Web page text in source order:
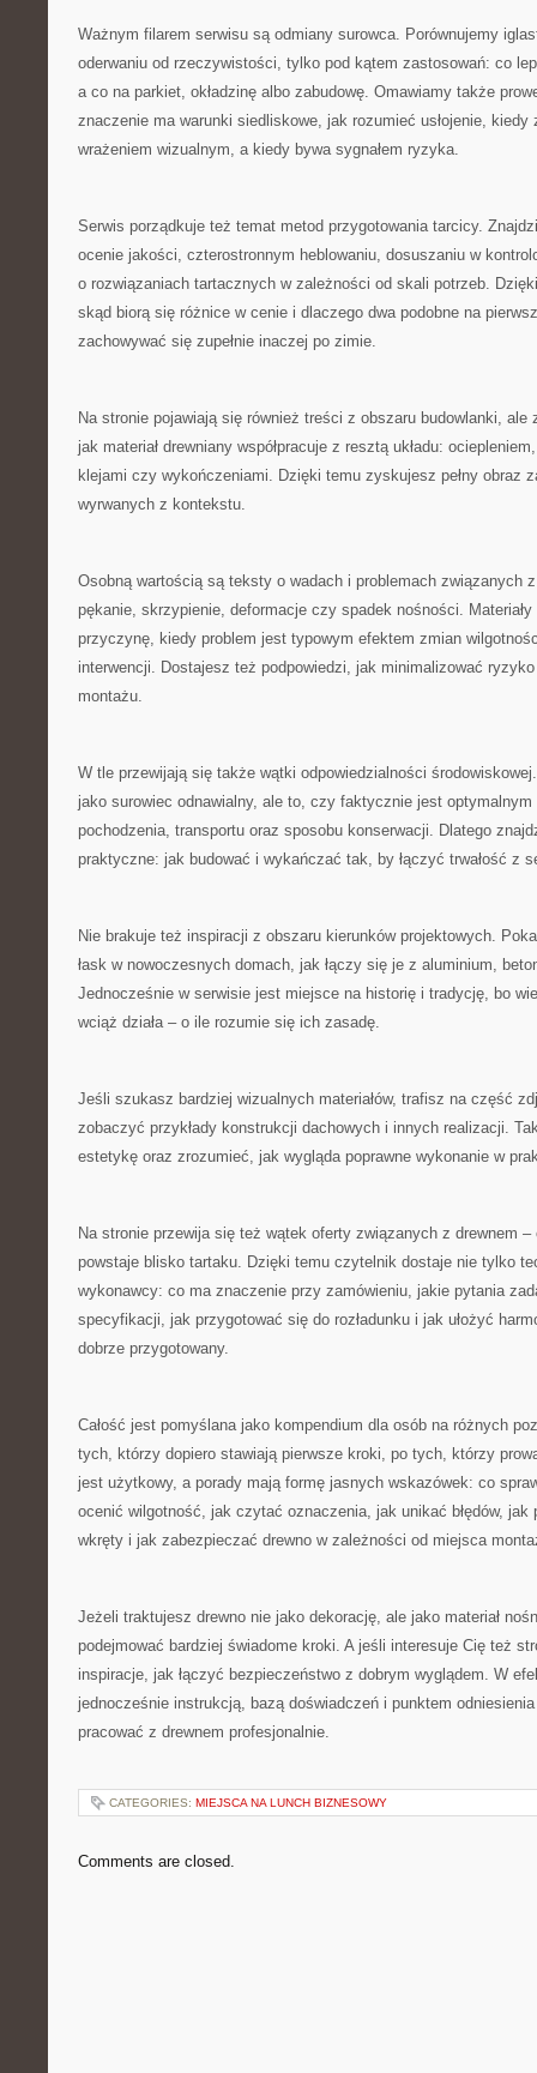
Ważnym filarem serwisu są odmiany surowca. Porównujemy
oderwaniu od rzeczywistości, tylko pod kątem zastosowań: co
a co na parkiet, okładzinę albo zabudowę. Omawiamy także
znaczenie ma warunki siedliskowe, jak rozumieć usłojenie,
wrażeniem wizualnym, a kiedy bywa sygnałem ryzyka.
Serwis porządkuje też temat metod przygotowania tarcicy.
ocenie jakości, czterostronnym heblowaniu, dosuszaniu w
o rozwiązaniach tartacznych w zależności od skali potrzeb.
skąd biorą się różnice w cenie i dlaczego dwa podobne na
zachowywać się zupełnie inaczej po zimie.
Na stronie pojawiają się również treści z obszaru budowlanki,
jak materiał drewniany współpracuje z resztą układu:
klejami czy wykończeniami. Dzięki temu zyskujesz pełny obraz
wyrwanych z kontekstu.
Osobną wartością są teksty o wadach i problemach związanych
pękanie, skrzypienie, deformacje czy spadek nośności.
przyczynę, kiedy problem jest typowym efektem zmian
interwencji. Dostajesz też podpowiedzi, jak minimalizować
montażu.
W tle przewijają się także wątki odpowiedzialności
jako surowiec odnawialny, ale to, czy faktycznie jest
pochodzenia, transportu oraz sposobu konserwacji. Dlatego
praktyczne: jak budować i wykańczać tak, by łączyć trwałość z
Nie brakuje też inspiracji z obszaru kierunków projektowych.
łask w nowoczesnych domach, jak łączy się je z aluminium,
Jednocześnie w serwisie jest miejsce na historię i tradycję, bo
wciąż działa – o ile rozumie się ich zasadę.
Jeśli szukasz bardziej wizualnych materiałów, trafisz na część
zobaczyć przykłady konstrukcji dachowych i innych realizacji.
estetykę oraz zrozumieć, jak wygląda poprawne wykonanie w
Na stronie przewija się też wątek oferty związanych z drewnem
powstaje blisko tartaku. Dzięki temu czytelnik dostaje nie tylko
wykonawcy: co ma znaczenie przy zamówieniu, jakie pytania
specyfikacji, jak przygotować się do rozładunku i jak ułożyć
dobrze przygotowany.
Całość jest pomyślana jako kompendium dla osób na różnych
tych, którzy dopiero stawiają pierwsze kroki, po tych, którzy
jest użytkowy, a porady mają formę jasnych wskazówek: co
ocenić wilgotność, jak czytać oznaczenia, jak unikać błędów, jak
wkręty i jak zabezpieczać drewno w zależności od miejsca
Jeżeli traktujesz drewno nie jako dekorację, ale jako materiał
podejmować bardziej świadome kroki. A jeśli interesuje Cię też
inspiracje, jak łączyć bezpieczeństwo z dobrym wyglądem. W
jednocześnie instrukcją, bazą doświadczeń i punktem
pracować z drewnem profesjonalnie.
CATEGORIES: MIEJSCA NA LUNCH BIZNESOWY
Comments are closed.